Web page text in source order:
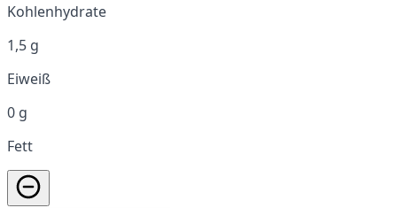
Kohlenhydrate
1,5 g
Eiweiß
0 g
Fett